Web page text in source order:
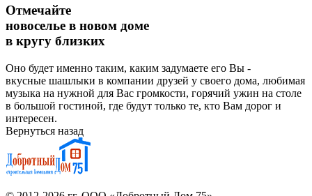
Отмечайте
новоселье в новом доме
в кругу близких
Оно будет именно таким, каким задумаете его Вы -
вкусные шашлыки в компании друзей у своего дома, любимая
музыка на нужной для Вас громкости, горячий ужин на столе
в большой гостиной, где будут только те, кто Вам дорог и
интересен.
Вернуться назад